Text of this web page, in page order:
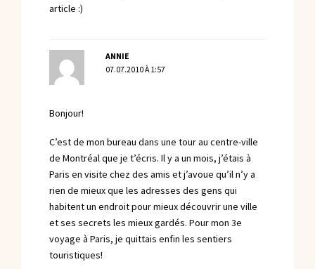
article :)
ANNIE
07.07.2010 À 1:57
Bonjour!
C’est de mon bureau dans une tour au centre-ville
de Montréal que je t’écris. Il y a un mois, j’étais à
Paris en visite chez des amis et j’avoue qu’il n’y a
rien de mieux que les adresses des gens qui
habitent un endroit pour mieux découvrir une ville
et ses secrets les mieux gardés. Pour mon 3e
voyage à Paris, je quittais enfin les sentiers
touristiques!